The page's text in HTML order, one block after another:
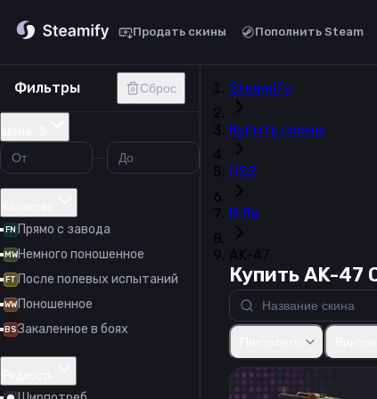
Продать скины Пополнить Steam
Фильтры Сброс
FN Прямо с завода
MW Немного поношенное
FT После полевых испытаний
WW Поношенное
BS Закаленное в боях
Steamify
Купить скины
CS2
Rifle
AK-47
Купить AK-47
Glock-18USP-SP2000